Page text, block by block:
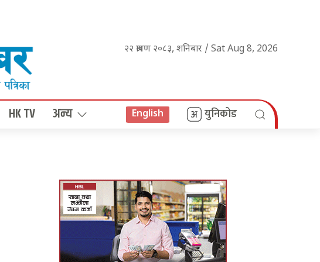
२२ श्रावण २०८३, शनिबार / Sat Aug 8, 2026
HK TV अन्य English युनिकोड